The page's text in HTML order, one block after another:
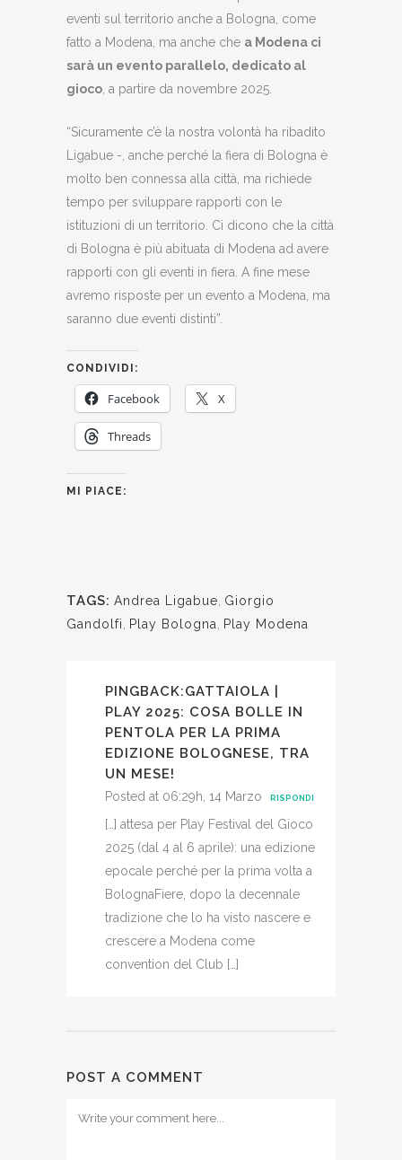
eventi sul territorio anche a Bologna, come
fatto a Modena, ma anche che a Modena ci
sarà un evento parallelo, dedicato al
gioco, a partire da novembre 2025.
“Sicuramente c’è la nostra volontà ha ribadito
Ligabue -, anche perché la fiera di Bologna è
molto ben connessa alla città, ma richiede
tempo per sviluppare rapporti con le
istituzioni di un territorio. Ci dicono che la città
di Bologna è più abituata di Modena ad avere
rapporti con gli eventi in fiera. A fine mese
avremo risposte per un evento a Modena, ma
saranno due eventi distinti”.
CONDIVIDI:
Facebook X
Threads
MI PIACE:
TAGS: Andrea Ligabue, Giorgio
Gandolfi, Play Bologna, Play Modena
PINGBACK:GATTAIOLA |
PLAY 2025: COSA BOLLE IN
PENTOLA PER LA PRIMA
EDIZIONE BOLOGNESE, TRA
UN MESE!
Posted at 06:29h, 14 Marzo RISPONDI
[…] attesa per Play Festival del Gioco
2025 (dal 4 al 6 aprile): una edizione
epocale perché per la prima volta a
BolognaFiere, dopo la decennale
tradizione che lo ha visto nascere e
crescere a Modena come
convention del Club […]
POST A COMMENT